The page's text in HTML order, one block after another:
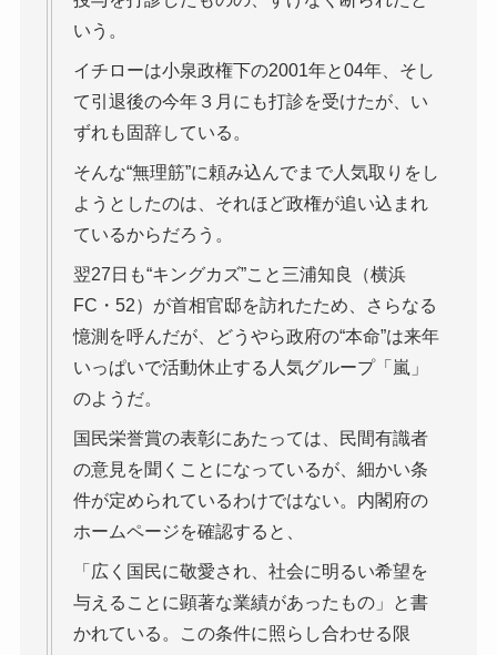
いう。
イチローは小泉政権下の2001年と04年、そし
て引退後の今年３月にも打診を受けたが、い
ずれも固辞している。
そんな“無理筋”に頼み込んでまで人気取りをし
ようとしたのは、それほど政権が追い込まれ
ているからだろう。
翌27日も“キングカズ”こと三浦知良（横浜
FC・52）が首相官邸を訪れたため、さらなる
憶測を呼んだが、どうやら政府の“本命”は来年
いっぱいで活動休止する人気グループ「嵐」
のようだ。
国民栄誉賞の表彰にあたっては、民間有識者
の意見を聞くことになっているが、細かい条
件が定められているわけではない。内閣府の
ホームページを確認すると、
「広く国民に敬愛され、社会に明るい希望を
与えることに顕著な業績があったもの」と書
かれている。この条件に照らし合わせる限